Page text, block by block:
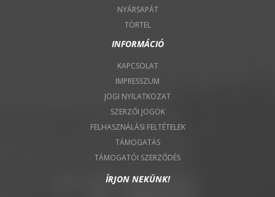
NYÁRSAPÁT
TÖRTEL
INFORMÁCIÓ
KAPCSOLAT
IMPRESSZUM
JOGI NYILATKOZAT
SZERZŐI JOGOK
FELHASZNÁLÁSI FELTÉTELEK
TÁMOGATÁS
TÁMOGATÓI SZERZŐDÉS
ÍRJON NEKÜNK!